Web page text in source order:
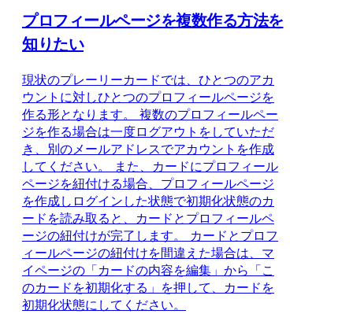
プロフィールページを複数作る方法を
知りたい
現状のプレーリーカードでは、ひとつのアカ
ウントに対しひとつのプロフィールページを
作る形となります。 複数のプロフィールペー
ジを作る場合は一度ログアウトをしていただ
き、別のメールアドレスでアカウントを作成
してください。 また、カードにプロフィール
ページを紐付ける場合、プロフィールページ
を作成しログインした状態で初期化状態のカ
ードを読み取ると、カードとプロフィールペ
ージの紐付けが完了します。 カードとプロフ
ィールページの紐付けを間違えた場合は、マ
イページの「カードの内容を編集」から「こ
のカードを初期化する」を押して、カードを
初期化状態にしてください。